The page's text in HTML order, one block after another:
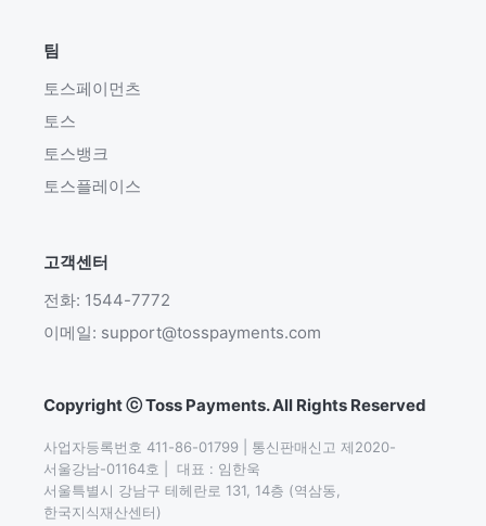
팀
토스페이먼츠
토스
토스뱅크
토스플레이스
고객센터
전화: 1544-7772
이메일: support@tosspayments.com
Copyright ⓒ Toss Payments. All Rights Reserved
사업자등록번호 411-86-01799 | 통신판매신고 제2020-
서울강남-01164호 |  대표 : 임한욱
서울특별시 강남구 테헤란로 131, 14층 (역삼동,
한국지식재산센터)